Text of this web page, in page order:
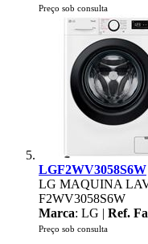
Preço sob consulta
LGF2WV3058S6W
LG MAQUINA
F2WV3058S6W
Marca: LG | Ref.
Preço sob consulta